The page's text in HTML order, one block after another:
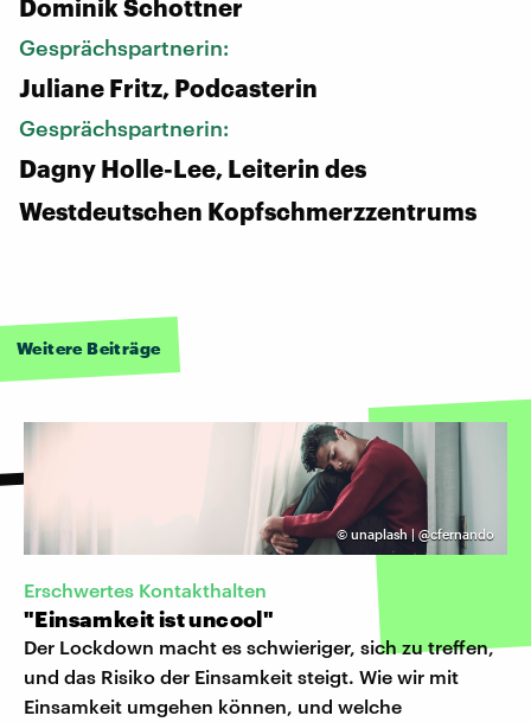
Dominik Schottner
Gesprächspartnerin:
Juliane Fritz, Podcasterin
Gesprächspartnerin:
Dagny Holle-Lee, Leiterin des
Westdeutschen Kopfschmerzzentrums
Weitere Beiträge
© unaplash | @cfernando
Erschwertes Kontakthalten
"Einsamkeit ist uncool"
Der Lockdown macht es schwieriger, sich zu treffen,
und das Risiko der Einsamkeit steigt. Wie wir mit
Einsamkeit umgehen können, und welche